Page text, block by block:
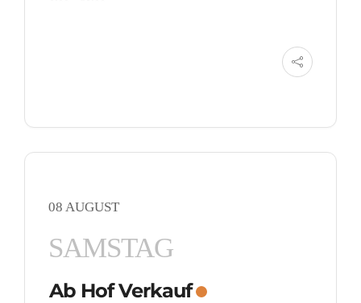
08 AUGUST
SAMSTAG
Ab Hof Verkauf